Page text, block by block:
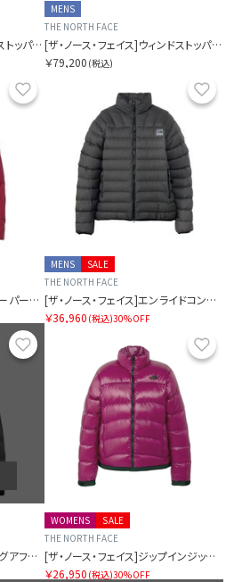
[ザ・ノース・フェイス]ウィンドストッパーブルックスレンジライトパーカ（ユニセックス）
MENS
THE NORTH FACE
[ザ・ノース・フェイス]ウィンドストッパーブルックスレンジライトパーカ（ユニセックス）
￥79,200 (税込)
お気に入り
[ザ・ノース・フェイス]ビレイヤーパーカ（ユニセックス）
SALE
MENS
THE NORTH FACE
[ザ・ノース・フェイス]エンライドコンバーチブルダウンジャケット（ユニセックス）
￥36,960 (税込)30%OFF
お気に入り
[ザ・ノース・フェイス]アコンカグアフーディー（ユニセックス）
SALE
WOMENS
THE NORTH FACE
[ザ・ノース・フェイス]ジップインジップアコンカグアジャケット（レディース）
￥26,950 (税込)30%OFF